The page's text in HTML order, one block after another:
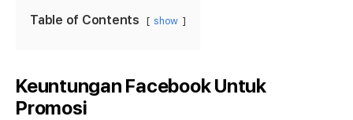
Table of Contents show
Keuntungan Facebook Untuk
Promosi